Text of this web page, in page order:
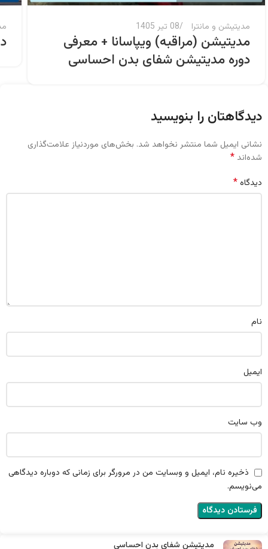
مدیتیشن و مانترا 08 تیر 1405
مدیتیشن (مراقبه) ویپاسانا + معرفی
دوره مدیتیشن شفای بدن احساسی
دیدگاهتان را بنویسید
نشانی ایمیل شما منتشر نخواهد شد. بخش‌های موردنیاز علامت‌گذاری
شده‌اند *
دیدگاه*
نام
ایمیل
وب‌ سایت
ذخیره نام، ایمیل و وبسایت من در مرورگر برای زمانی که دوباره دیدگاهی
می‌نویسم.
مدیتیشن شفای بدن احساسی